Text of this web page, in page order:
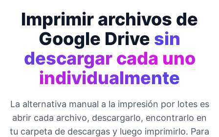
Imprimir archivos de
Google Drive sin
descargar cada uno
individualmente
La alternativa manual a la impresión por lotes es
abrir cada archivo, descargarlo, encontrarlo en
tu carpeta de descargas y luego imprimirlo. Para